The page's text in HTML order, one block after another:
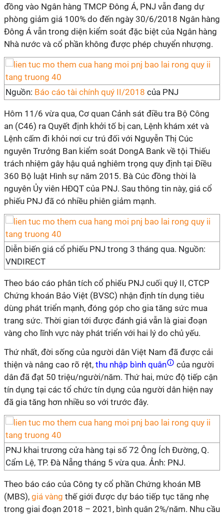
đồng vào Ngân hàng TMCP Đông Á, PNJ vẫn đang dự
phòng giảm giá 100% do đến ngày 30/6/2018 Ngân hàng
Đông Á vẫn trong diện kiểm soát đặc biệt của Ngân hàng
Nhà nước và cổ phần không được phép chuyển nhượng.
Nguồn: Báo cáo tài chính quý II/2018 của PNJ
Hôm 11/6 vừa qua, Cơ quan Cảnh sát điều tra Bộ Công
an (C46) ra Quyết định khởi tố bị can, Lệnh khám xét và
Lệnh cấm đi khỏi nơi cư trú đối với Nguyễn Thị Cúc
nguyên Trưởng Ban kiểm soát DongA Bank về tội Thiếu
trách nhiệm gây hậu quả nghiêm trọng quy định tại Điều
360 Bộ luật Hình sự năm 2015. Bà Cúc đồng thời là
nguyên Ủy viên HĐQT của PNJ. Sau thông tin này, giá cổ
phiếu PNJ đã có nhiều phiên giảm mạnh.
Diễn biến giá cổ phiếu PNJ trong 3 tháng qua. Nguồn:
VNDIRECT
Theo báo cáo phân tích cổ phiếu PNJ cuối quý II, CTCP
Chứng khoán Bảo Việt (BVSC) nhận định tín dụng tiêu
dùng phát triển mạnh, đóng góp cho gia tăng sức mua
trang sức. Thời gian tới được đánh giá vẫn là giai đoạn
vàng cho lĩnh vực này phát triển với hai lý do chủ yếu.
Thứ nhất, đời sống của người dân Việt Nam đã được cải
thiện và nâng cao rõ rệt, thu nhập bình quân
của người
dân đã đạt 50 triệu/người/năm. Thứ hai, mức độ tiếp cận
tín dụng tại các tổ chức tín dụng của người dân hiện nay
đã gia tăng hơn nhiều so với trước đây.
PNJ khai trương cửa hàng tại số 72 Ông Ích Đường, Q.
Cẩm Lệ, TP. Đà Nẵng tháng 5 vừa qua. Ảnh: PNJ.
Theo báo cáo của Công ty cổ phần Chứng khoán MB
(MBS), giá vàng thế giới được dự báo tiếp tục tăng nhẹ
trong giai đoạn 2018 – 2021, bình quân 2%/năm. Nhu cầu